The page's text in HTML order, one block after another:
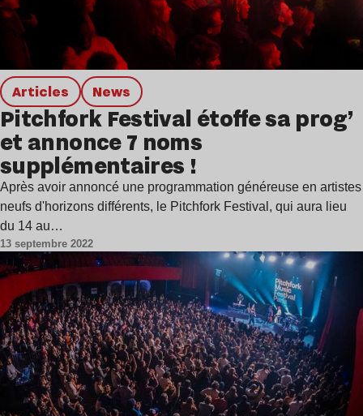
Articles news
Pitchfork Festival étoffe sa prog’
et annonce 7 noms
supplémentaires !
Après avoir annoncé une programmation généreuse en artistes
neufs d'horizons différents, le Pitchfork Festival, qui aura lieu
du 14 au…
13 septembre 2022